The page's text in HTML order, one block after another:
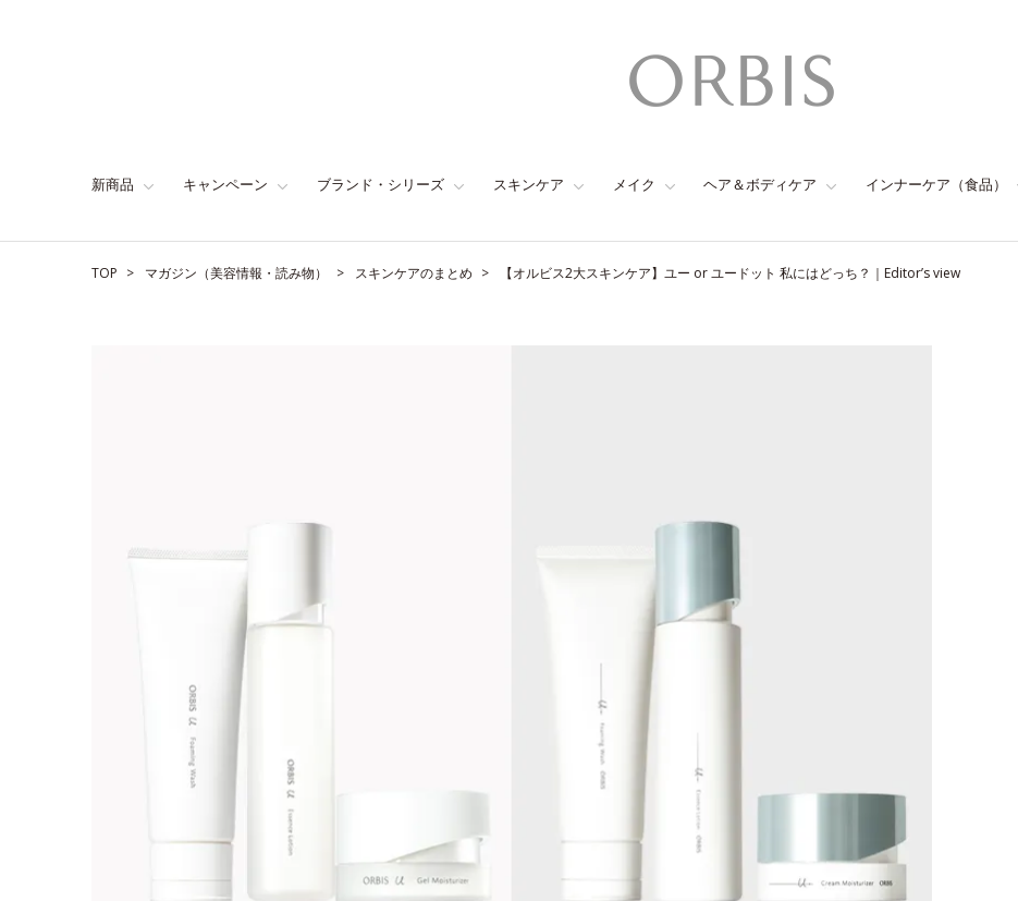
新商品 キャンペーン ブランド・シリーズ スキンケア メイク ヘア＆ボディケア インナーケア（食品）
TOP マガジン（美容情報・読み物） スキンケアのまとめ 【オルビス2大スキンケア】ユー or ユードット 私にはどっち？｜Editor’s view